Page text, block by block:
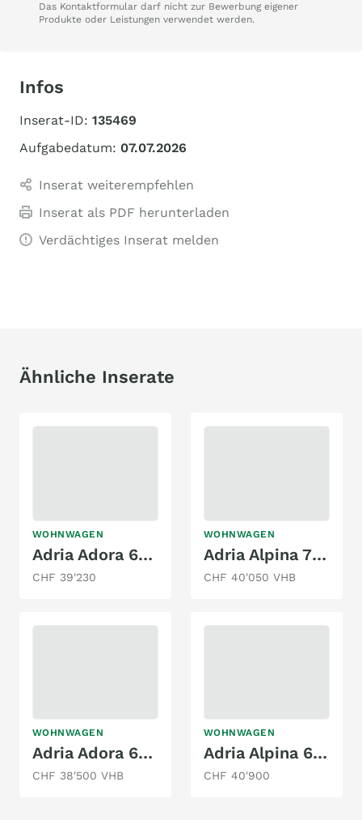
Das Kontaktformular darf nicht zur Bewerbung eigener
Produkte oder Leistungen verwendet werden.
Infos
Inserat-ID: 135469
Aufgabedatum: 07.07.2026
Inserat weiterempfehlen
Inserat als PDF herunterladen
Verdächtiges Inserat melden
Ähnliche Inserate
WOHNWAGEN
Adria Adora 663 UT |2026
CHF 39'230
WOHNWAGEN
Adria Alpina 763 UK
CHF 40'050 VHB
WOHNWAGEN
Adria Adora 673PK
CHF 38'500 VHB
WOHNWAGEN
Adria Alpina 663 PT
CHF 40'900